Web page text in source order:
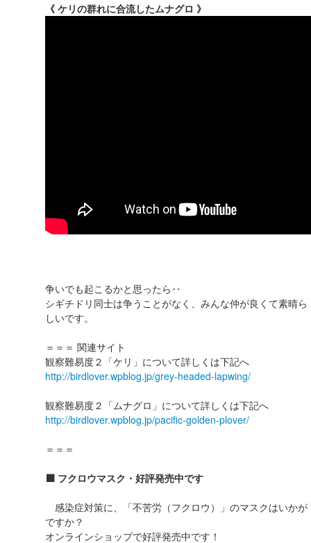
《 ケリの群れに合流したムナグロ 》
争いでも起こるかと思ったら‥
シギチドリ同士は争うことがなく、みんな仲が良くて素晴ら
しいです。
＝＝＝ 関連サイト
観察難易度２「ケリ」について詳しくは下記へ
http://birdlover.wpblog.jp/grey-headed-lapwing/
観察難易度２「ムナグロ」について詳しくは下記へ
http://birdlover.wpblog.jp/pacific-golden-plover/
＝＝＝
⬛️ フクロウマスク・好評発売中です
感染症対策に、「不苦労（フクロウ）」のマスクはいかが
ですか？
オンラインショップで好評発売中です！